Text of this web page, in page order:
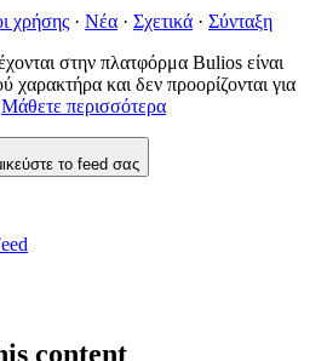
χρήσης · Νέα · Σχετικά · Σύνταξη
στην πλατφόρμα Bulios είναι
χαρακτήρα και δεν προορίζονται για
Μάθετε περισσότερα
το feed σας
content